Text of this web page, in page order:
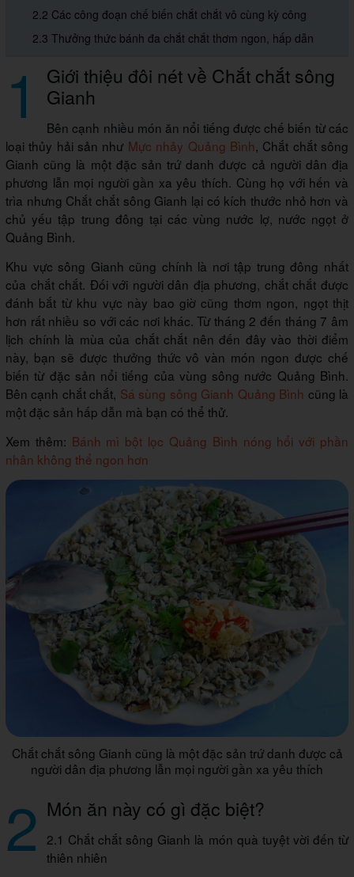
2.2 Các công đoạn chế biến chắt chắt vô cùng kỳ công
2.3 Thưởng thức bánh đa chắt chắt thơm ngon, hấp dẫn
1 Giới thiệu đôi nét về Chắt chắt sông
Gianh
Bên cạnh nhiều món ăn nổi tiếng được chế biến từ các
loại thủy hải sản như Mực nhảy Quảng Bình, Chắt chắt sông
Gianh cũng là một đặc sản trứ danh được cả người dân địa
phương lẫn mọi người gần xa yêu thích. Cùng họ với hến và
trìa nhưng Chắt chắt sông Gianh lại có kích thước nhỏ hơn và
chủ yếu tập trung đông tại các vùng nước lợ, nước ngọt ở
Quảng Bình.
Khu vực sông Gianh cũng chính là nơi tập trung đông nhất
của chắt chắt. Đối với người dân địa phương, chắt chắt được
đánh bắt từ khu vực này bao giờ cũng thơm ngon, ngọt thịt
hơn rất nhiều so với các nơi khác. Từ tháng 2 đến tháng 7 âm
lịch chính là mùa của chắt chắt nên đến đây vào thời điểm
này, bạn sẽ được thưởng thức vô vàn món ngon được chế
biến từ đặc sản nổi tiếng của vùng sông nước Quảng Bình.
Bên cạnh chắt chắt, Sá sùng sông Gianh Quảng Bình cũng là
một đặc sản hấp dẫn mà bạn có thể thử.
Xem thêm: Bánh mì bột lọc Quảng Bình nóng hổi với phần
nhân không thể ngon hơn
Chắt chắt sông Gianh cũng là một đặc sản trứ danh được cả
người dân địa phương lẫn mọi người gần xa yêu thích
2 Món ăn này có gì đặc biệt?
2.1 Chắt chắt sông Gianh là món quà tuyệt vời đến từ
thiên nhiên